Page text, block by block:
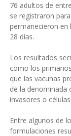
76 adultos de
se registraron
permanecieron
28 días.
Los resultados
como los
que las vacunas
de la denominada
invasores o
Entre algunos de
formulaciones